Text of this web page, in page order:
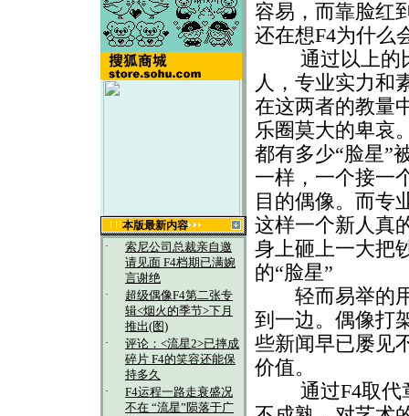
本版最新内容
·
索尼公司总裁亲自邀
请见面 F4档期已满婉
言谢绝
·
超级偶像F4第二张专
辑<烟火的季节>下月
推出(图)
·
评论：<流星2>已摔成
碎片 F4的笑容还能保
持多久
·
F4运程一路走衰盛况
不在 “流星”陨落于广
容易，而靠脸红
还在想F4为什么
通过以上的比
人，专业实力和
在这两者的教量
乐圈莫大的卑哀
都有多少“脸星”
一样，一个接一
目的偶像。而专
这样一个新人真
身上砸上一大把
的“脸星”
轻而易举的用
到一边。偶像打
些新闻早已屡见
价值。
通过F4取代章